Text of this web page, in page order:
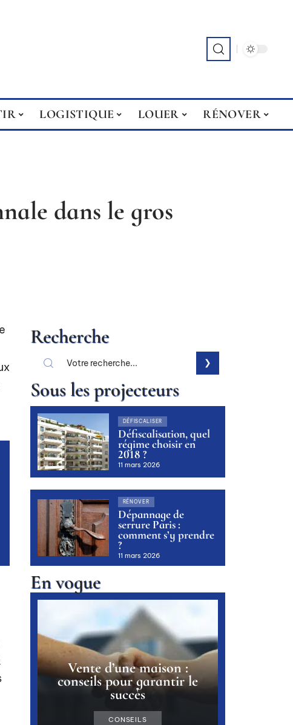
LOGISTIQUE LOUER RÉNOVER
dans le gros
Recherche
Sous les projecteurs
DÉFISCALISER
Défiscalisation, quel
régime choisir en
2018 ?
11 mars 2026
RÉNOVER
Dépannage de
serrure Paris :
comment s’y prendre
?
11 mars 2026
En vogue
Vente d’une maison :
conseils pour garantir le
succès
CONSEILS